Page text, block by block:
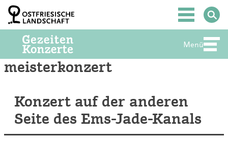
Zum
Inhalt
springen
Hauptmenü
Menü
meisterkonzert
Konzert auf der anderen
Seite des Ems-Jade-Kanals